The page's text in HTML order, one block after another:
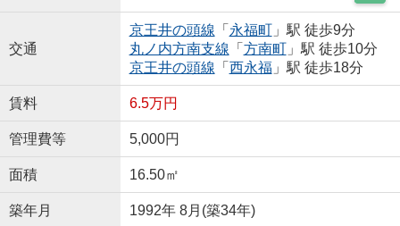
交通
京王井の頭線 「 永福町」駅 徒歩9分
丸ノ内方南支線 「 方南町」駅 徒歩10分
京王井の頭線 「 西永福」駅 徒歩18分
賃料 6.5万円
管理費等 5,000円
面積 16.50㎡
築年月 1992年 8月(築34年)